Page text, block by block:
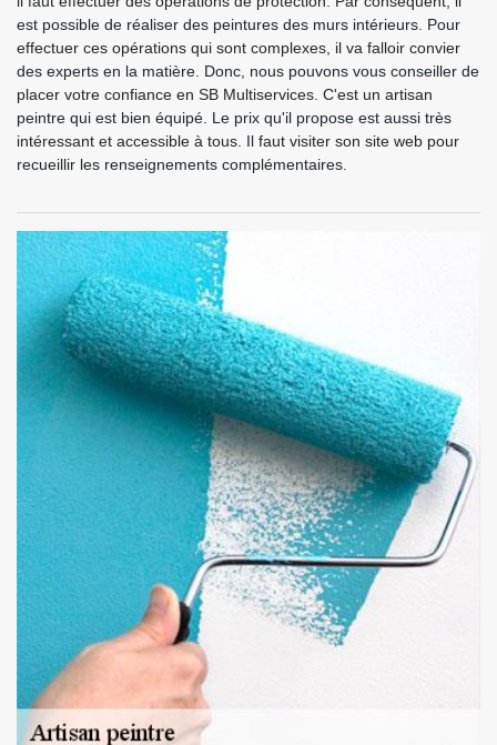
est possible de réaliser des peintures des murs intérieurs. Pour
effectuer ces opérations qui sont complexes, il va falloir convier
des experts en la matière. Donc, nous pouvons vous conseiller de
placer votre confiance en SB Multiservices. C'est un artisan
peintre qui est bien équipé. Le prix qu'il propose est aussi très
intéressant et accessible à tous. Il faut visiter son site web pour
recueillir les renseignements complémentaires.